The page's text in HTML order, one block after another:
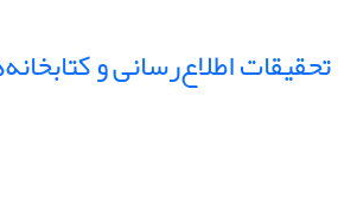
تحقیقات اطلاع‌رسانی و